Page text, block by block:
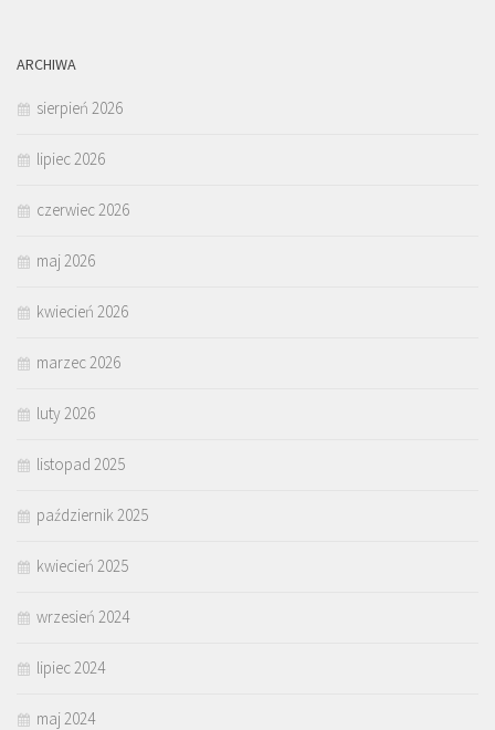
ARCHIWA
sierpień 2026
lipiec 2026
czerwiec 2026
maj 2026
kwiecień 2026
marzec 2026
luty 2026
listopad 2025
październik 2025
kwiecień 2025
wrzesień 2024
lipiec 2024
maj 2024